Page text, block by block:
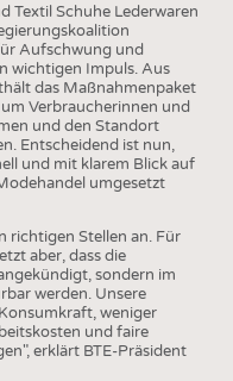
Textil Schuhe Lederwaren
Aufschwung und
wichtigen Impuls. Aus
das Maßnahmenpaket
Verbraucherinnen und
und den Standort
Entscheidend ist nun,
und mit klarem Blick auf
umgesetzt
richtigen Stellen an. Für
aber, dass die
sondern im
werden. Unsere
weniger
und faire
erklärt BTE-Präsident